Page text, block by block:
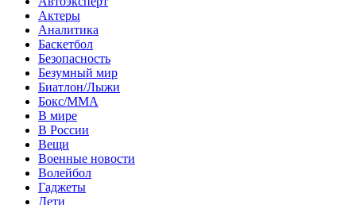
Актеры
Аналитика
Баскетбол
Безопасность
Безумный мир
Биатлон/Лыжи
Бокс/MMA
В мире
В России
Вещи
Военные новости
Волейбол
Гаджеты
Дети